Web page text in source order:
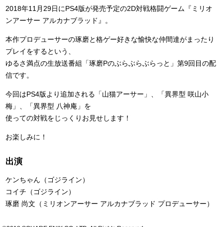
2018年11月29日にPS4版が発売予定の2D対戦格闘ゲーム『ミリオ
ンアーサー アルカナブラッド』。
本作プロデューサーの琢磨と格ゲー好きな愉快な仲間達がまったり
プレイをするという、
ゆるさ満点の生放送番組「琢磨Pのぶらぶらぶらっと」第9回目の配
信です。
今回はPS4版より追加される「山猫アーサー」、「異界型 咲山小
梅」、「異界型 八神庵」を
使っての対戦をじっくりお見せします！
お楽しみに！
出演
ケンちゃん（ゴジライン）
コイチ（ゴジライン）
琢磨 尚文（ミリオンアーサー アルカナブラッド プロデューサー）